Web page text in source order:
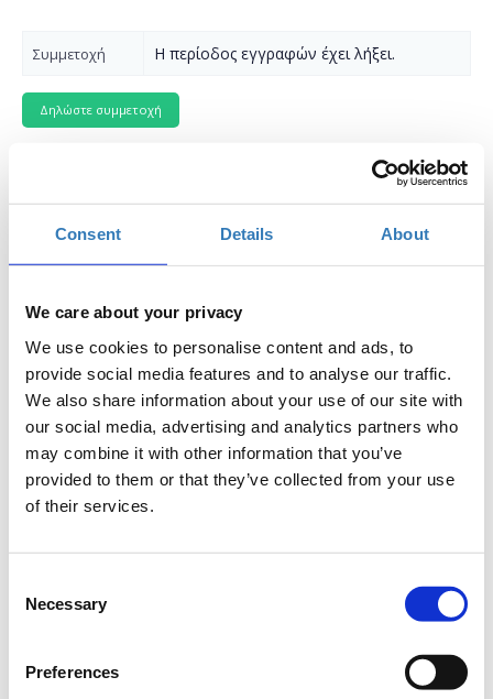
Consent Details About
We care about your privacy
We use cookies to personalise content and ads, to
provide social media features and to analyse our traffic.
We also share information about your use of our site with
our social media, advertising and analytics partners who
may combine it with other information that you’ve
provided to them or that they’ve collected from your use
of their services.
Selection
Necessary
Preferences
Συμμετοχή Η περίοδος εγγραφών έχει λήξει.
Το σεμινάριο απευθύνεται σε εκπαιδευτικούς Α/
θμιας και Β/θμιας Εκπαίδευσης (Δημόσιας και
πώς με το Microsoft OneNote μπορούν να
δημιουργήσουν ψηφιακά σημειωματάρια για
ακαδημαϊκούς σκοπούς σε διάφορες θεματικές
ενότητες. Μια εφαρμογή που βοηθάει να μοιραστείτε
με τους μαθητές σας σημειώσεις, ομαδικές εργασίες
και ασκήσεις για το σπίτι. Ανακαλύψτε πώς μπορείτε
να δημιουργήσετε, να οργανώσετε και να
μοιραστείτε δυναμικά και με πλούσιο περιεχόμενο
μπορείτε να κάνετε το μάθημα σας διαδραστικό με
Σύγχρονος εκπαιδευτικός